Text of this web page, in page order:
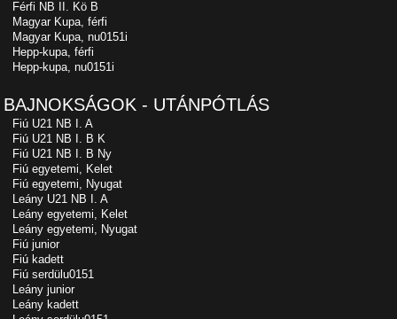
Férfi NB II. Kö B
Magyar Kupa, férfi
Magyar Kupa, nu0151i
Hepp-kupa, férfi
Hepp-kupa, nu0151i
BAJNOKSÁGOK - UTÁNPÓTLÁS
Fiú U21 NB I. A
Fiú U21 NB I. B K
Fiú U21 NB I. B Ny
Fiú egyetemi, Kelet
Fiú egyetemi, Nyugat
Leány U21 NB I. A
Leány egyetemi, Kelet
Leány egyetemi, Nyugat
Fiú junior
Fiú kadett
Fiú serdülu0151
Leány junior
Leány kadett